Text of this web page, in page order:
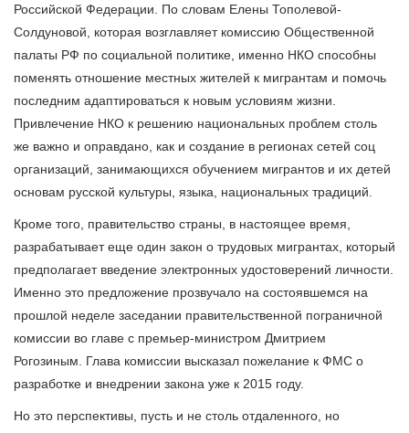
Российской Федерации. По словам Елены Тополевой-
Солдуновой, которая возглавляет комиссию Общественной
палаты РФ по социальной политике, именно НКО способны
поменять отношение местных жителей к мигрантам и помочь
последним адаптироваться к новым условиям жизни.
Привлечение НКО к решению национальных проблем столь
же важно и оправдано, как и создание в регионах сетей соц
организаций, занимающихся обучением мигрантов и их детей
основам русской культуры, языка, национальных традиций.
Кроме того, правительство страны, в настоящее время,
разрабатывает еще один закон о трудовых мигрантах, который
предполагает введение электронных удостоверений личности.
Именно это предложение прозвучало на состоявшемся на
прошлой неделе заседании правительственной пограничной
комиссии во главе с премьер-министром Дмитрием
Рогозиным. Глава комиссии высказал пожелание к ФМС о
разработке и внедрении закона уже к 2015 году.
Но это перспективы, пусть и не столь отдаленного, но